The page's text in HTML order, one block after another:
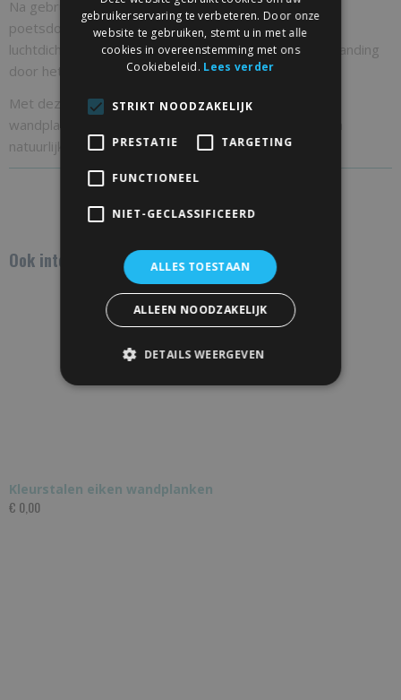
Na gebruik van olie is het essentieel om de gebruikte
poetsdoeken grondig nat te maken onder de kraan en
luchtdicht op te bergen. Dit voorkomt spontane ontbranding
door het broei-effect van de olie.
Met deze eenvoudige onderhoudstips blijft uw eiken
wandplank jarenlang in topconditie en behoudt het zijn
natuurlijke schoonheid.
Ook interessant
Kleurstalen eiken wandplanken
€ 0,00
gebruikerservaring te verbeteren. Door onze
website te gebruiken, stemt u in met alle
cookies in overeenstemming met ons
Cookiebeleid. Lees verder
STRIKT NOODZAKELIJK
PRESTATIE TARGETING
FUNCTIONEEL
NIET-GECLASSIFICEERD
ALLES TOESTAAN
ALLEEN NOODZAKELIJK
DETAILS WEERGEVEN